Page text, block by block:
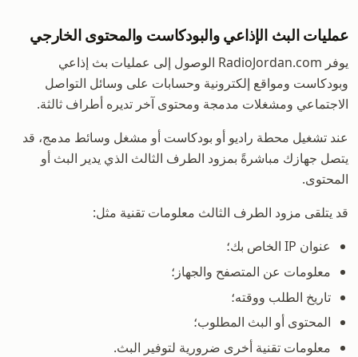
عمليات البث الإذاعي والبودكاست والمحتوى الخارجي
يوفر RadioJordan.com الوصول إلى عمليات بث إذاعي
وبودكاست ومواقع إلكترونية وحسابات على وسائل التواصل
الاجتماعي ومشغلات مدمجة ومحتوى آخر تديره أطراف ثالثة.
عند تشغيل محطة راديو أو بودكاست أو مشغل وسائط مدمج، قد
يتصل جهازك مباشرةً بمزود الطرف الثالث الذي يدير البث أو
المحتوى.
قد يتلقى مزود الطرف الثالث معلومات تقنية مثل:
عنوان IP الخاص بك؛
معلومات عن المتصفح والجهاز؛
تاريخ الطلب ووقته؛
المحتوى أو البث المطلوب؛
معلومات تقنية أخرى ضرورية لتوفير البث.